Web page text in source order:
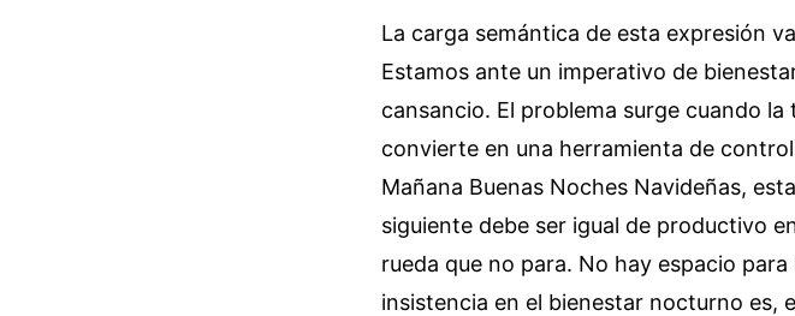
La carga semántica de esta expresión
Estamos ante un imperativo de
cansancio. El problema surge cuando
convierte en una herramienta de
Mañana Buenas Noches Navideñas,
siguiente debe ser igual de productivo
rueda que no para. No hay espacio
insistencia en el bienestar nocturno es,